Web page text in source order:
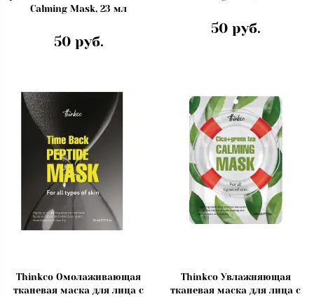
Calming Mask, 23 мл
50 руб.
50 руб.
Thinkco Омолаживающая
тканевая маска для лица с
Thinkco Увлажняющая
тканевая маска для лица с